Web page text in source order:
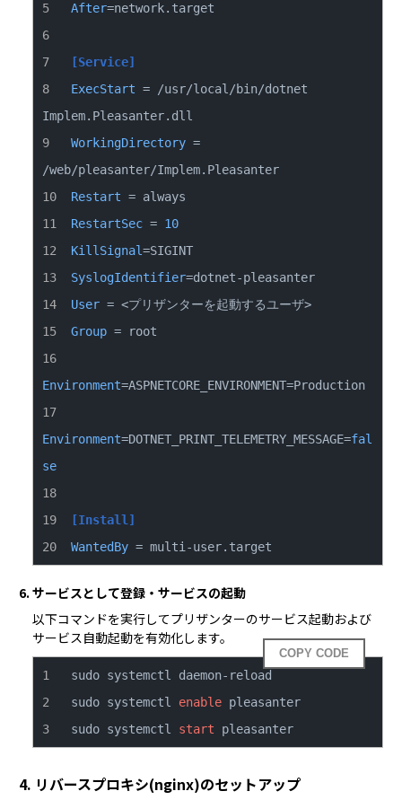
After
[Service]
ExecStart = /usr/local/bin/dotnet
WorkingDirectory =
/web/pleasanter/Implem.Pleasanter
Restart
RestartSec = 10
KillSignal
=SIGINT
SyslogIdentifier
=dotnet-pleasanter
User
= <プリザンターを起動するユーザ>
Group
Environment =ASPNETCORE_ENVIRONMENT=Production
Environment=DOTNET_PRINT_TELEMETRY_MESSAGE=fal
se
[Install]
WantedBy = multi-user.target
6. サービスとして登録・サービスの起動
以下コマンドを実行してプリザンターのサービス起動および
サービス自動起動を有効化します。
COPY CODE
sudo systemctl enable
pleasanter
sudo systemctl start pleasanter
4. リバースプロキシ(nginx)のセットアップ